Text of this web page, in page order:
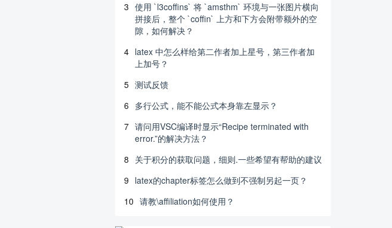
3 使用 `l3coffins` 将 `amsthm` 环境与一张图片横向
拼接后，整个 `coffin` 上方和下方会附带额外的空
隙，如何解决？
4 latex 中怎么样给第二作者加上星号，第三作者加
上加号？
5 测试反馈
6 多行公式，能不能公式本身靠左显示？
7 请问用VSC编译时显示“Recipe terminated with
error.”的解决方法？
8 关于积分的获取问题，细则.一些希望有帮助的建议
9 latex的chapter标签怎么做到不强制另起一页？
10 请教\affiliation如何使用？